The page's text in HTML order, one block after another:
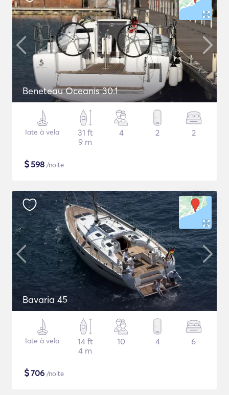
Beneteau Oceanis 30.1
Iate à vela
31 ft
9 m
4 2 2
$598 /noite
Bavaria 45
Iate à vela
14 ft
4 m
10 4 6
$706 /noite